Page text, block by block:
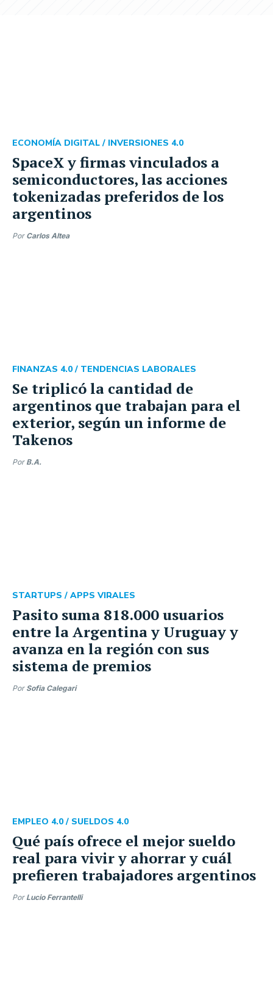
SpaceX y firmas vinculados a
semiconductores, las acciones
tokenizadas preferidos de los
argentinos
ECONOMÍA DIGITAL / INVERSIONES 4.0
Por Carlos Altea
Se triplicó la cantidad de
argentinos que trabajan para el
exterior, según un informe de
Takenos
FINANZAS 4.0 / TENDENCIAS LABORALES
Por B.A.
Pasito suma 818.000 usuarios
entre la Argentina y Uruguay y
avanza en la región con sus
sistema de premios
STARTUPS / APPS VIRALES
Por Sofia Calegari
Qué país ofrece el mejor sueldo
real para vivir y ahorrar y cuál
prefieren trabajadores argentinos
EMPLEO 4.0 / SUELDOS 4.0
Por Lucio Ferrantelli